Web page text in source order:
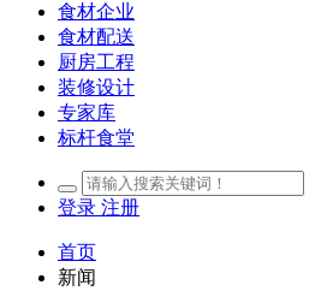
食材企业
食材配送
厨房工程
装修设计
专家库
标杆食堂
登录 注册
首页
新闻